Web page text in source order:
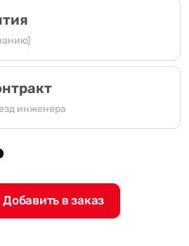
инженера
Добавить в заказ